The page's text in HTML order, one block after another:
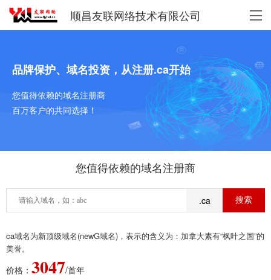
顺昌友联网络技术有限公司
品牌保护、域名投资，从注册.ca开始
您值得依赖的域名注册商
百万客户的共同选择！
您值得依赖的域名注册商
.ca
ca域名为新顶级域名(newG域名)，表示的含义为：加拿大素有“枫叶之国”的
美誉。
价格： 3047/首年